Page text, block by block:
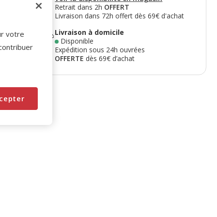
Retrait dans 2h OFFERT
Livraison dans 72h offert dès 69€ d'achat
Livraison à domicile
Disponible
Expédition sous 24h ouvrées
OFFERTEdès 69€ d’achat
votre